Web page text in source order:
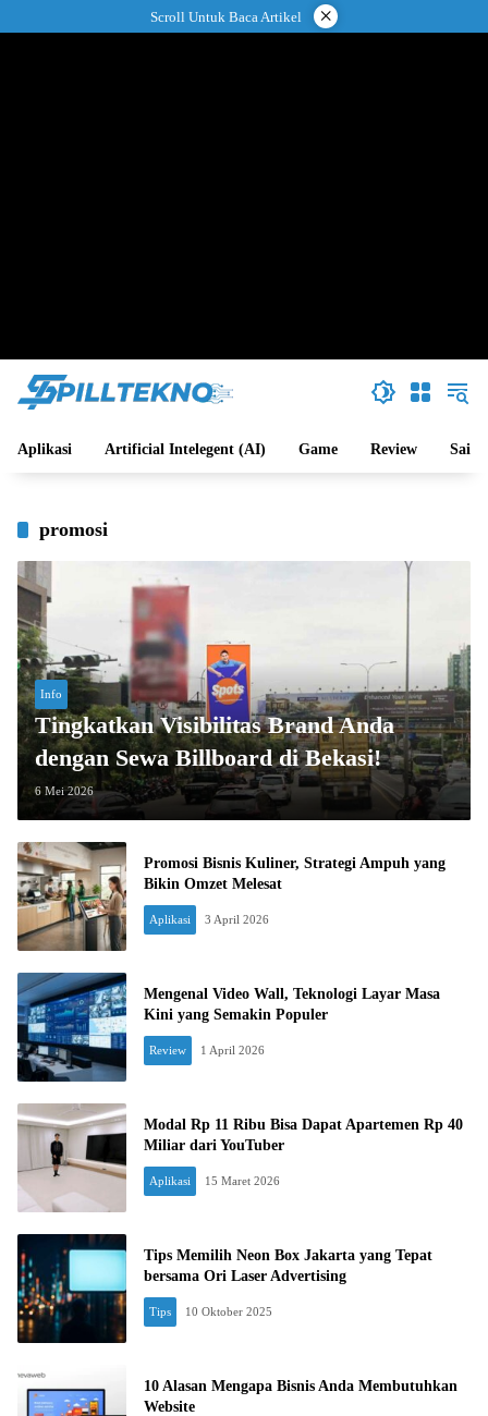
ke
Scroll Untuk Baca Artikel ×
Aplikasi Artificial Intelegent (AI) Game Review Sains
promosi
Info
Tingkatkan Visibilitas Brand Anda
dengan Sewa Billboard di Bekasi!
6 Mei 2026
Promosi Bisnis Kuliner, Strategi Ampuh yang
Bikin Omzet Melesat
Aplikasi 3 April 2026
Mengenal Video Wall, Teknologi Layar Masa
Kini yang Semakin Populer
Review 1 April 2026
Modal Rp 11 Ribu Bisa Dapat Apartemen Rp 40
Miliar dari YouTuber
Aplikasi 15 Maret 2026
Tips Memilih Neon Box Jakarta yang Tepat
bersama Ori Laser Advertising
Tips 10 Oktober 2025
10 Alasan Mengapa Bisnis Anda Membutuhkan
Website